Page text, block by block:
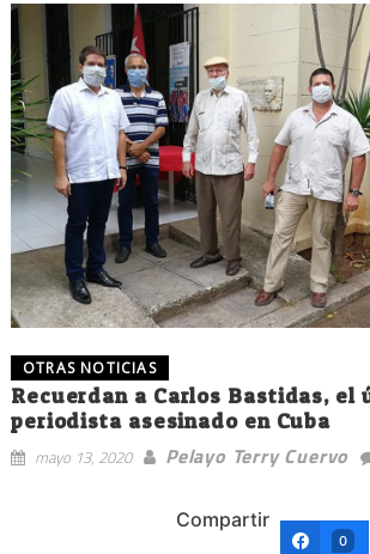
OTRAS NOTICIAS
Recuerdan a Carlos Bastidas, el
periodista asesinado en Cuba
mayo 13, 2020 Pelayo Terry Cuervo
Compartir
0